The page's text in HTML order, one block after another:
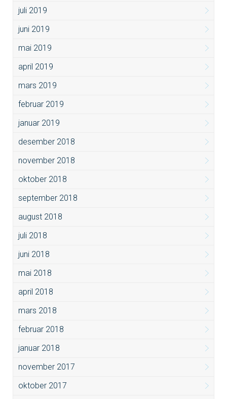
juli 2019
juni 2019
mai 2019
april 2019
mars 2019
februar 2019
januar 2019
desember 2018
november 2018
oktober 2018
september 2018
august 2018
juli 2018
juni 2018
mai 2018
april 2018
mars 2018
februar 2018
januar 2018
november 2017
oktober 2017